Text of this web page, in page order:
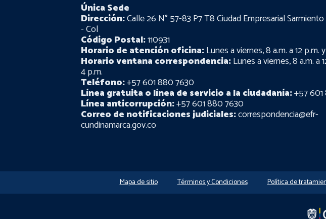
Única Sede
Dirección:Calle 26 N° 57-83 P7 T8 Ciudad Empresarial
- Col
Código Postal:110931
Horario de atención oficina:Lunes a viernes, 8 a.m. a 12 p.m.
Horario ventana correspondencia:Lunes a viernes, 8 a.m. a
4 p.m.
Teléfono:+57 601 880 7630
Línea gratuita o línea de servicio a la ciudadanía:+57
Línea anticorrupción:+57 601 880 7630
Correo de notificaciones judiciales:correspondencia@efr-
cundinamarca.gov.co
Mapa de sitio Términos y Condiciones Política de